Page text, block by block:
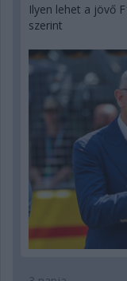
Ilyen lehet a jövő
szerint